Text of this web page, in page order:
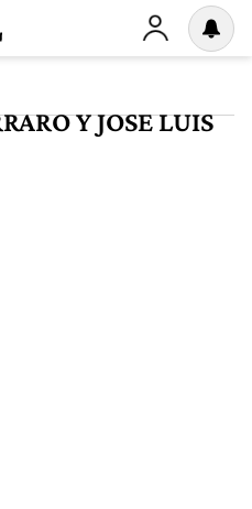
Y JOSE LUIS